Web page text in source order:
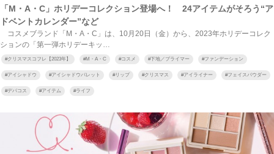
「M・A・C」ホリデーコレクション登場へ！ 24アイテムがそろう“ア
ドベントカレンダー”など
コスメブランド「M・A・C」は、10月20日（金）から、2023年ホリデーコレク
ションの「第一弾ホリデーキッ…
#クリスマスコフレ【2023年】 #M・A・C #コスメ #下地／プライマー #ファンデーション
#アイシャドウ #アイシャドウパレット #リップ #クリスマス #アイライナー #フェイスパウダー
#デパコス #アイテム #ライフ